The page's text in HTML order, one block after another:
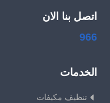
اتصل بنا الان
966
الخدمات
تنظيف مكيفات